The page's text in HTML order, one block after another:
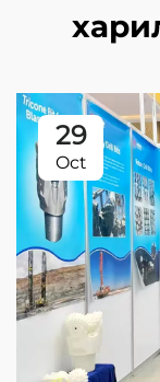
29
Oct